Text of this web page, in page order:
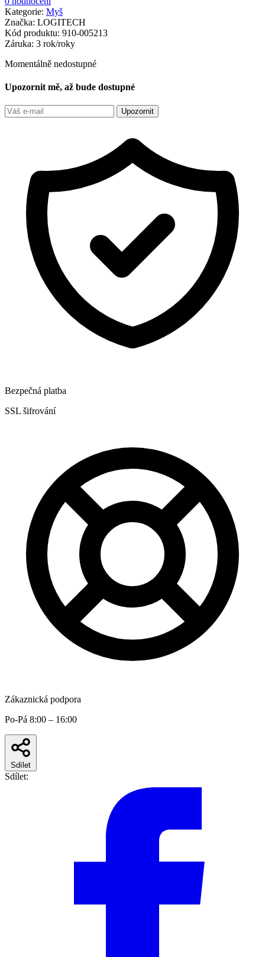
Kategorie: Myš
Značka: LOGITECH
Kód produktu: 910-005213
Záruka: 3 rok/roky
Momentálně nedostupné
Upozornit mě, až bude dostupné
Upozornit
Bezpečná platba
SSL šifrování
Zákaznická podpora
Po-Pá 8:00 – 16:00
Sdílet
Sdílet: